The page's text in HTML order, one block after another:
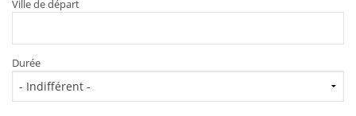
Ville de départ
Durée